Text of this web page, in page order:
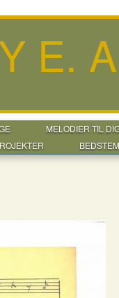
E.
MELODIER TIL